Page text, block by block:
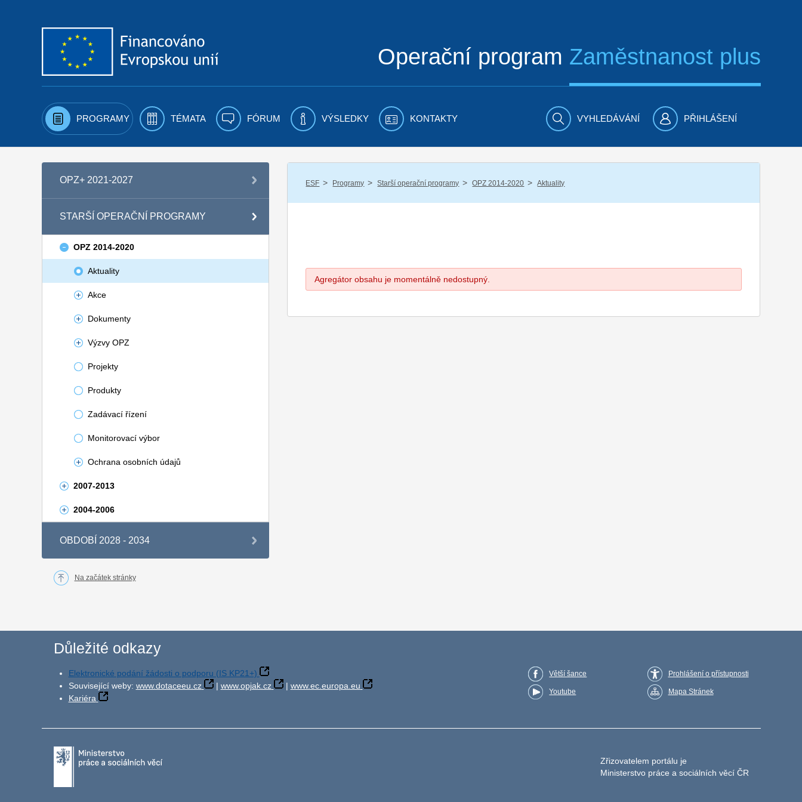
Operační program Zaměstnanost plus
PROGRAMY TÉMATA FÓRUM VÝSLEDKY KONTAKTY VYHLEDÁVÁNÍ PŘIHLÁŠENÍ
OPZ+ 2021-2027
STARŠÍ OPERAČNÍ PROGRAMY
OPZ 2014-2020
Aktuality
Akce
Dokumenty
Výzvy OPZ
Projekty
Produkty
Zadávací řízení
Monitorovací výbor
Ochrana osobních údajů
2007-2013
2004-2006
OBDOBÍ 2028 - 2034
ESF / Programy / Starší operační programy / OPZ 2014-2020 / Aktuality
Agregátor obsahu je momentálně nedostupný.
Na začátek stránky
Důležité odkazy
Elektronické podání žádosti o podporu (IS KP21+)
Související weby: www.dotaceeu.cz | www.opjak.cz | www.ec.europa.eu
Kariéra
Větší šance
Youtube
Prohlášení o přístupnosti
Mapa Stránek
Zřizovatelem portálu je
Ministerstvo práce a sociálních věcí ČR